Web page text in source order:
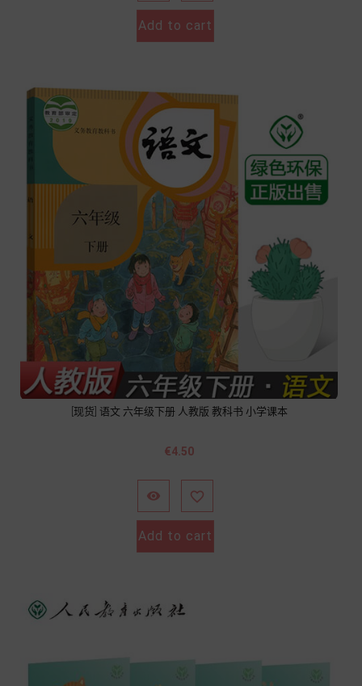
Add to cart
[现货] 语文 六年级下册 人教版 教科书 小学课本
價
€4.50
 
Add to cart